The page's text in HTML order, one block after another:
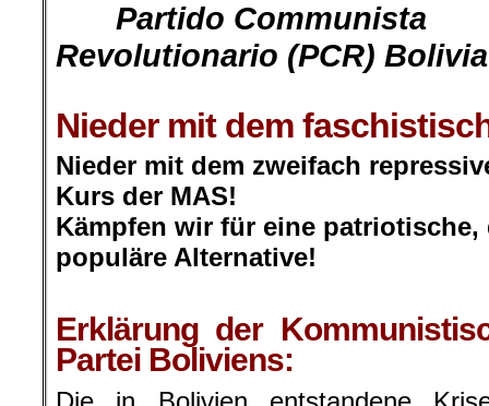
Partido Communista
Revolutionario (PCR) Bolivia
Nieder mit dem
Nieder mit dem zweifach
Kurs der MAS!
Kämpfen wir für eine
populäre Alternative!
Erklärung der
Partei Boliviens: